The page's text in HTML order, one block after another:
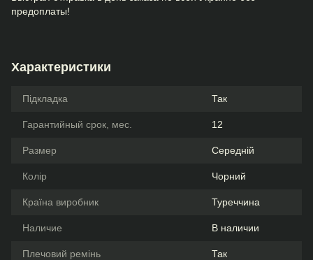
предоплаты!
Характеристики
Підкладка Так
Гарантийный срок, мес. 12
Размер Середній
Колір Чорний
Країна виробник Туреччина
Наличие В наличии
Плечовий ремінь Так